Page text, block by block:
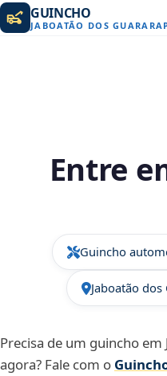
GUINCHO
JABOATÃO DOS
Entre
Guincho
Jaboatão
Precisa de um guincho
agora? Fale com o